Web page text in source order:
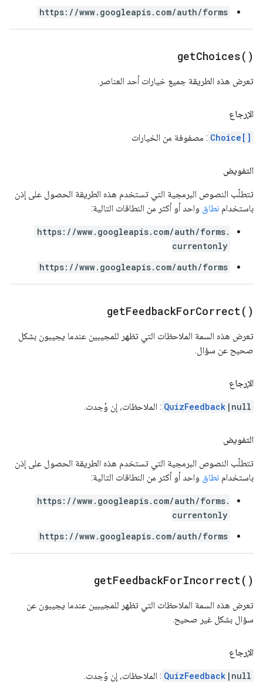
https://www.googleapis.com/auth/forms
getChoices( )
تعرض هذه الطريقة جميع خيارات أحد العناصر.
الإرجاع
Choice[] : مصفوفة من الخيارات
التفويض
تتطلّب النصوص البرمجية التي تستخدم هذه الطريقة الحصول على إذن
باستخدام نطاق واحد أو أكثر من النطاقات التالية:
https://www.googleapis.com/auth/forms.
currentonly
https://www.googleapis.com/auth/forms
getFeedbackForCorrect( )
تعرض هذه السمة الملاحظات التي تظهر للمجيبين عندما يجيبون بشكل
صحيح عن سؤال.
الإرجاع
QuizFeedback |null : الملاحظات، إن وُجدت.
التفويض
تتطلّب النصوص البرمجية التي تستخدم هذه الطريقة الحصول على إذن
باستخدام نطاق واحد أو أكثر من النطاقات التالية:
https://www.googleapis.com/auth/forms.
currentonly
https://www.googleapis.com/auth/forms
getFeedbackForIncorrect( )
تعرض هذه السمة الملاحظات التي تظهر للمجيبين عندما يجيبون عن
سؤال بشكل غير صحيح.
الإرجاع
QuizFeedback |null : الملاحظات، إن وُجدت.